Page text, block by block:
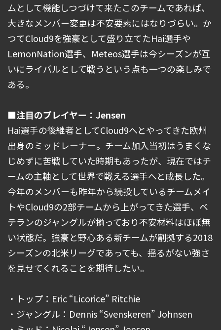
ムとして機能しつづけて来たこのチームであれば、
大きなメンバー変更は不安要素にはなりづらい。か
つてCloud9を強豪として盛り立てたHai選手や
LemonNation選手、Meteos選手は今シーズンが互
いにライバルとして戦うという点も一つの楽しみで
ある。
■注目のプレイヤー：Jensen
Hai選手の後継者としてCloud9へとやってきた欧州
出身のミッドレーナー。チーム加入当初はうまくな
じめずに苦戦していた時期もあったが、現在ではチ
ームの主軸として世界で戦える選手へと成長した。
今年のメンバーも昨年から続投しているチームメイ
トやCloud9の2部チームから上がってきた選手、ベ
テランのジャングルが揃っており不安材料はほぼ無
い状態だ。強豪と野心ある新チームが割拠する2018
シーズンの北米リーグであっても、揺るがない強さ
を見せてくれることを期待したい。
・トップ：Eric “Licorice” Ritchie
・ジャングル：Dennis “Svenskeren” Johnsen